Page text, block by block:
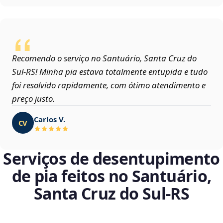
Recomendo o serviço no Santuário, Santa Cruz do
Sul‑RS! Minha pia estava totalmente entupida e tudo
foi resolvido rapidamente, com ótimo atendimento e
preço justo.
CV Carlos V.
Serviços de desentupimento
de pia feitos no Santuário,
Santa Cruz do Sul‑RS